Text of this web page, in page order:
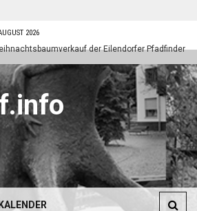
2026
der Eilendorfer Pfadfinder